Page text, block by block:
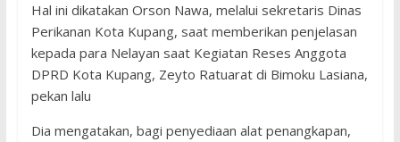
Hal ini dikatakan Orson Nawa, melalui sekretaris Dinas
Perikanan Kota Kupang, saat memberikan penjelasan
kepada para Nelayan saat Kegiatan Reses Anggota
DPRD Kota Kupang, Zeyto Ratuarat di Bimoku Lasiana,
pekan lalu
Dia mengatakan, bagi penyediaan alat penangkapan,